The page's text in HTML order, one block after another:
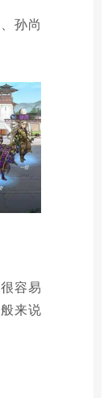
孙尚
容易
来说